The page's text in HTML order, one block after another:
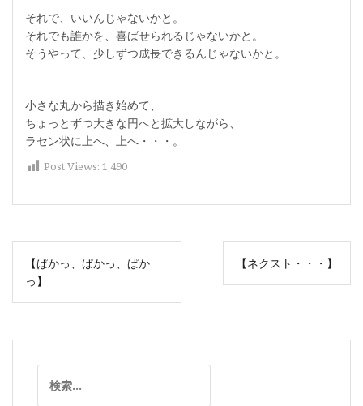
それで、いいんじゃないかと。
それでも誰かを、喜ばせられるじゃないかと。
そうやって、少しずつ成長できるんじゃないかと。
小さな丸から描き始めて、
ちょっとずつ大きな円へと拡大しながら、
ラセン状に上へ、上へ・・・。
Post Views: 1,490
投
稿
ナ
ゲ
【ぱかっ、ぱかっ、ぱか
っ】
【ネクスト・・・】
索: